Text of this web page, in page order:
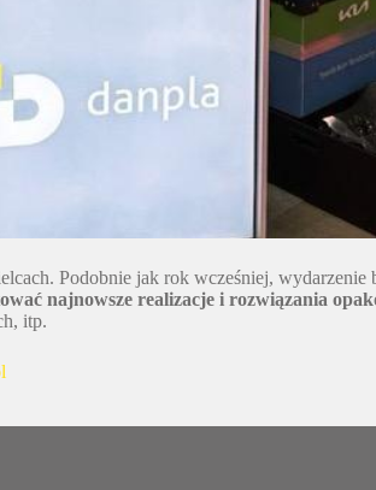
Podobnie jak rok wcześniej,
najnowsze realizacje i rozwiązania
itp.